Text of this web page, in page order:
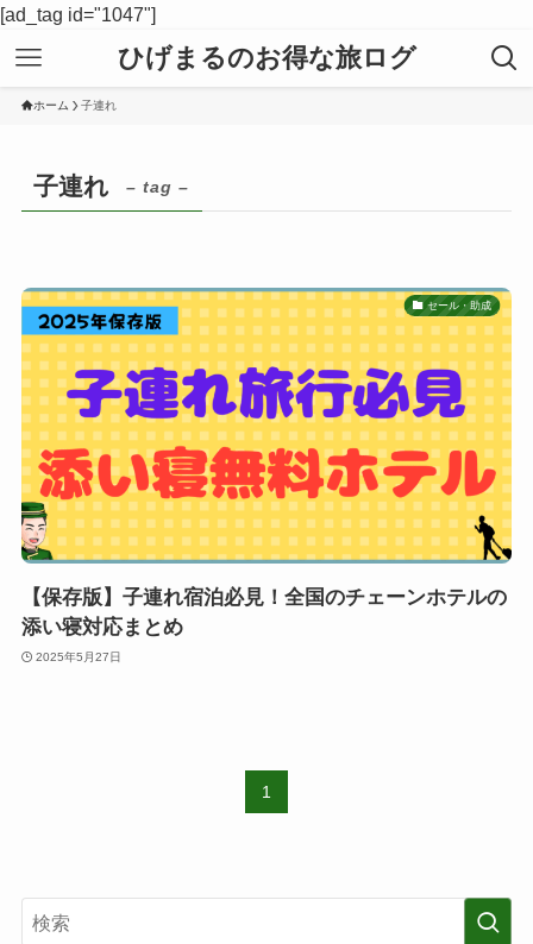
[ad_tag id="1047"]
ひげまるのお得な旅ログ
ホーム 子連れ
子連れ – tag –
セール・助成
【保存版】子連れ宿泊必見！全国のチェーンホテルの
添い寝対応まとめ
2025年5月27日
1